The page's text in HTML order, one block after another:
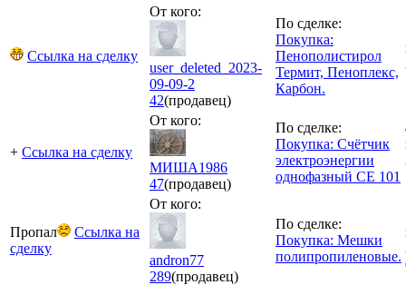
Ссылка на сделку
От кого:
user_deleted_2023-
09-09-2
42(продавец)
По сделке:
Покупка:
Пенополистирол
Термит, Пеноплекс,
Карбон.
+ Ссылка на сделку
От кого:
МИША1986
47(продавец)
По сделке:
Покупка: Счётчик
электроэнергии
однофазный CE 101
Пропал
Ссылка на
сделку
От кого:
andron77
289(продавец)
По сделке:
Покупка: Мешки
полипропиленовые.